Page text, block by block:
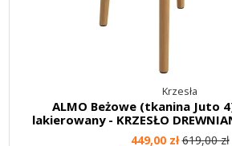
Krzesła
ALMO Beżowe (tkanina Juto
lakierowany - KRZESŁO
449,00 zł619,00 zł